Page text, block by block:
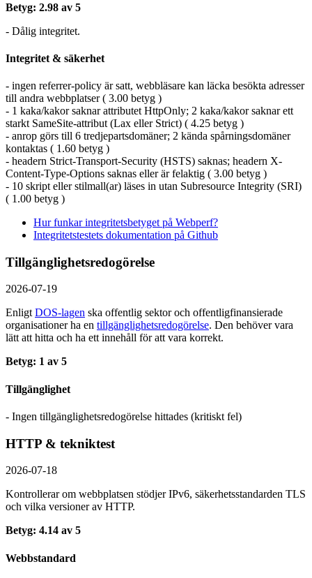
Betyg: 2.98 av 5
- Dålig integritet.
Integritet & säkerhet
- ingen referrer-policy är satt, webbläsare kan läcka besökta adresser
till andra webbplatser ( 3.00 betyg )
- 1 kaka/kakor saknar attributet HttpOnly; 2 kaka/kakor saknar ett
starkt SameSite-attribut (Lax eller Strict) ( 4.25 betyg )
- anrop görs till 6 tredjepartsdomäner; 2 kända spårningsdomäner
kontaktas ( 1.60 betyg )
- headern Strict-Transport-Security (HSTS) saknas; headern X-
Content-Type-Options saknas eller är felaktig ( 3.00 betyg )
- 10 skript eller stilmall(ar) läses in utan Subresource Integrity (SRI)
( 1.00 betyg )
Hur funkar integritetsbetyget på Webperf?
Integritetstestets dokumentation på Github
Tillgänglighetsredogörelse
2026-07-19
EnligtDOS-lagen ska offentlig sektor och offentlig­finansierade
organisationer ha en tillgänglighets­redogörelse. Den behöver vara
lätt att hitta och ha ett innehåll för att vara korrekt.
Betyg: 1 av 5
Tillgänglighet
- Ingen tillgänglighetsredogörelse hittades (kritiskt fel)
HTTP & tekniktest
2026-07-18
Kontrollerar om webbplatsen stödjer IPv6, säkerhets­standarden TLS
och vilka versioner av HTTP.
Betyg: 4.14 av 5
Webbstandard